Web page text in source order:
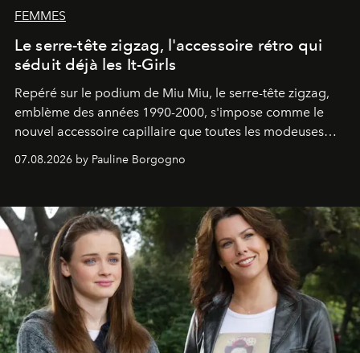
FEMMES
Le serre-tête zigzag, l'accessoire rétro qui
séduit déjà les It-Girls
Repéré sur le podium de Miu Miu, le serre-tête zigzag,
emblème des années 1990-2000, s'impose comme le
nouvel accessoire capillaire que toutes les modeuses
07.08.2026 by Pauline Borgogno